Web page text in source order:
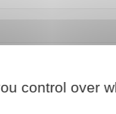
être attentive à la
chacun de ces
control over